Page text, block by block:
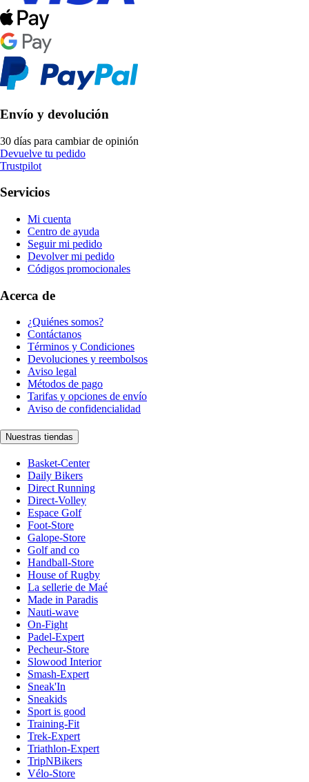
Envío y devolución
30 días para cambiar de opinión
Devuelve tu pedido
Trustpilot
Servicios
Mi cuenta
Centro de ayuda
Seguir mi pedido
Devolver mi pedido
Códigos promocionales
Acerca de
¿Quiénes somos?
Contáctanos
Términos y Condiciones
Devoluciones y reembolsos
Aviso legal
Métodos de pago
Tarifas y opciones de envío
Aviso de confidencialidad
Nuestras tiendas
Basket-Center
Daily Bikers
Direct Running
Direct-Volley
Espace Golf
Foot-Store
Galope-Store
Golf and co
Handball-Store
House of Rugby
La sellerie de Maé
Made in Paradis
Nauti-wave
On-Fight
Padel-Expert
Pecheur-Store
Slowood Interior
Smash-Expert
Sneak'In
Sneakids
Sport is good
Training-Fit
Trek-Expert
Triathlon-Expert
TripNBikers
Vélo-Store